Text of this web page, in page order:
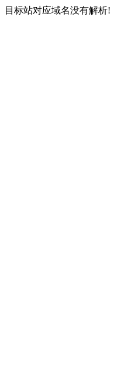
目标站对应域名没有解析!